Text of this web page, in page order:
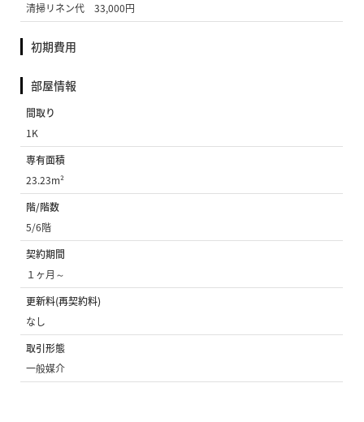
清掃リネン代 33,000円
初期費用
部屋情報
間取り
1K
専有面積
23.23m²
階/階数
5/6階
契約期間
１ヶ月～
更新料(再契約料)
なし
取引形態
一般媒介